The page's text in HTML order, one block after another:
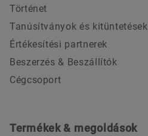
Történet
Tanúsítványok és kitüntetések
Értékesítési partnerek
Beszerzés & Beszállítók
Cégcsoport
Termékek & megoldások